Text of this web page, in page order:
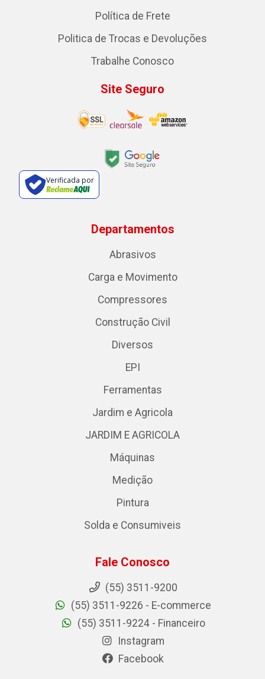
Política de Frete
Politica de Trocas e Devoluções
Trabalhe Conosco
Site Seguro
Verificada por
Departamentos
Abrasivos
Carga e Movimento
Compressores
Construção Civil
Diversos
EPI
Ferramentas
Jardim e Agricola
JARDIM E AGRICOLA
Máquinas
Medição
Pintura
Solda e Consumiveis
Fale Conosco
(55) 3511-9200
(55) 3511-9226 - E-commerce
(55) 3511-9224 - Financeiro
Instagram
Facebook